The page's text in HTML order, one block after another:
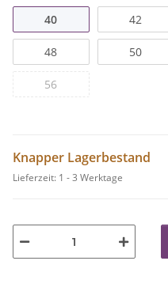
40 42
48 50
56
Knapper Lagerbestand
Lieferzeit: 1 - 3 Werktage